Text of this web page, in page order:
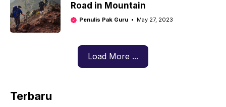
Road in Mountain
Penulis Pak Guru May 27, 2023
Load More ...
Terbaru